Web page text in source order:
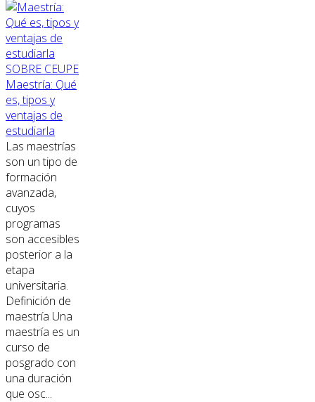
SOBRE CEUPE
Maestría: Qué
es, tipos y
ventajas de
estudiarla
Las maestrías
son un tipo de
formación
avanzada,
cuyos
programas
son accesibles
posterior a la
etapa
universitaria.
Definición de
maestría Una
maestría es un
curso de
posgrado con
una duración
que osc...